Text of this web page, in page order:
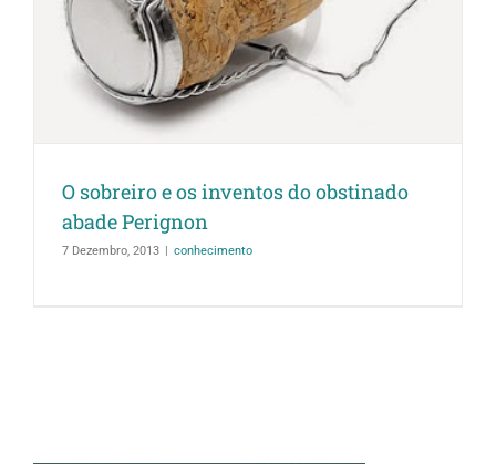
O sobreiro e os inventos do obstinado
abade Perignon
7 Dezembro, 2013 | conhecimento